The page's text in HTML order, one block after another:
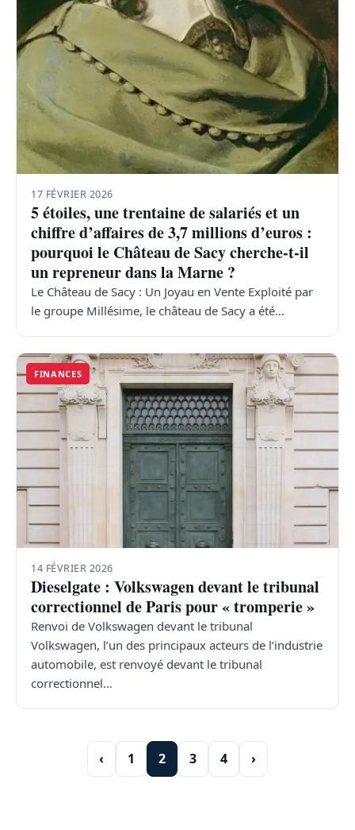
17 FÉVRIER 2026
5 étoiles, une trentaine de salariés et un
chiffre d’affaires de 3,7 millions d’euros :
pourquoi le Château de Sacy cherche-t-il
un repreneur dans la Marne ?
Le Château de Sacy : Un Joyau en Vente Exploité par
le groupe Millésime, le château de Sacy a été…
FINANCES
14 FÉVRIER 2026
Dieselgate : Volkswagen devant le tribunal
correctionnel de Paris pour « tromperie »
Renvoi de Volkswagen devant le tribunal
Volkswagen, l’un des principaux acteurs de l’industrie
automobile, est renvoyé devant le tribunal
correctionnel…
‹ 1 2 3 4 ›